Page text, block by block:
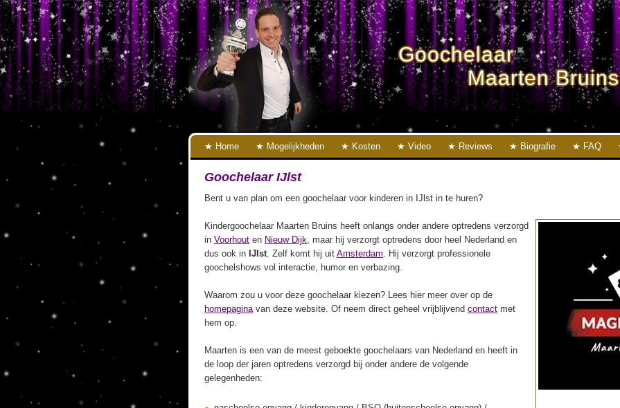
Goochelaar
Maarten Bruins
Home Mogelijkheden Kosten Video Reviews Biografie FAQ
Goochelaar IJlst
Bent u van plan om een goochelaar voor kinderen in IJlst in te huren?
Kindergoochelaar Maarten Bruins heeft onlangs onder andere optredens verzorgd
in Voorhout en Nieuw Dijk, maar hij verzorgt optredens door heel Nederland en
dus ook in IJlst. Zelf komt hij uit Amsterdam. Hij verzorgt professionele
goochelshows vol interactie, humor en verbazing.
Waarom zou u voor deze goochelaar kiezen? Lees hier meer over op de
homepaginavan deze website. Of neem direct geheel vrijblijvend contact met
hem op.
Maarten is een van de meest geboekte goochelaars van Nederland en heeft in
de loop der jaren optredens verzorgd bij onder andere de volgende
gelegenheden: